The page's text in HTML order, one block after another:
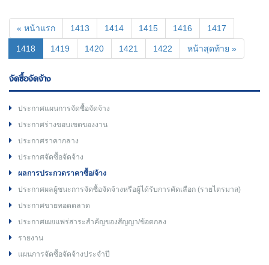
« หน้าแรก 1413 1414 1415 1416 1417
1418 (current)
1419 1420 1421 1422 หน้าสุดท้าย »
จัดซื้อจัดจ้าง
ประกาศแผนการจัดซื้อจัดจ้าง
ประกาศร่างขอบเขตของงาน
ประกาศราคากลาง
ประกาศจัดซื้อจัดจ้าง
ผลการประกวดราคาซื้อ/จ้าง
ประกาศผลผู้ชนะการจัดซื้อจัดจ้างหรือผู้ได้รับการคัดเลือก (รายไตรมาส)
ประกาศขายทอดตลาด
ประกาศเผยแพร่สาระสำคัญของสัญญา/ข้อตกลง
รายงาน
แผนการจัดซื้อจัดจ้างประจำปี